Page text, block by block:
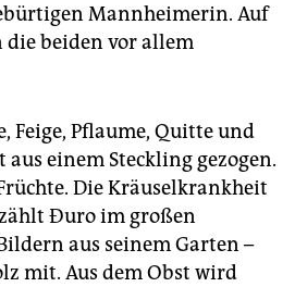
Mannheimerin. Auf
die beiden vor allem
Feige, Pflaume, Quitte und
einem Steckling gezogen.
Die Kräuselkrankheit
Ðuro im großen
aus seinem Garten –
mit. Aus dem Obst wird